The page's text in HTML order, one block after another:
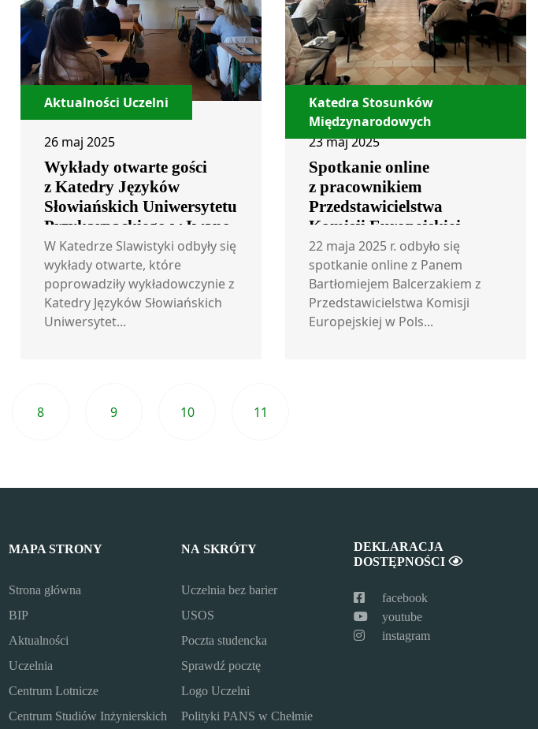
Aktualności Uczelni
26 maj 2025
Wykłady otwarte gości
z Katedry Języków
Słowiańskich Uniwersytetu
Przykarpackiego w Iwano-
Frankiwsku w Ukrainie
W Katedrze Slawistyki odbyły się
wykłady otwarte, które
poprowadziły wykładowczynie z
Katedry Języków Słowiańskich
Uniwersytet...
Katedra Stosunków
Międzynarodowych
23 maj 2025
Spotkanie online
z pracownikiem
Przedstawicielstwa
Komisji Europejskiej
w Polsce
22 maja 2025 r. odbyło się
spotkanie online z Panem
Bartłomiejem Balcerzakiem z
Przedstawicielstwa Komisji
Europejskiej w Pols...
8 9 10 11
MAPA STRONY
Strona główna
BIP
Aktualności
Uczelnia
Centrum Lotnicze
Centrum Studiów Inżynierskich
NA SKRÓTY
Uczelnia bez barier
USOS
Poczta studencka
Sprawdź pocztę
Logo Uczelni
Polityki PANS w Chełmie
DEKLARACJA
DOSTĘPNOŚCI
facebook
youtube
instagram